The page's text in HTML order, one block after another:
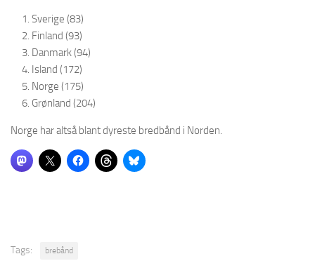
Sverige (83)
Finland (93)
Danmark (94)
Island (172)
Norge (175)
Grønland (204)
Norge har altså blant dyreste bredbånd i Norden.
Tags: brebånd